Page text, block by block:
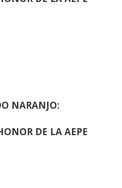
NARANJO:
DE LA AEPE